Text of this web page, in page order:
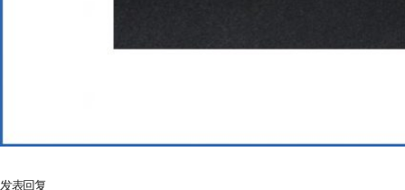
发表回复